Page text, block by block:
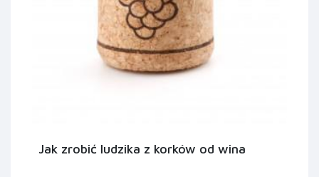
Jak zrobić ludzika z korków od wina